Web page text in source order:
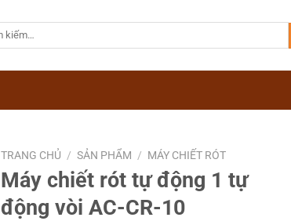
TRANG CHỦ / SẢN PHẨM / MÁY CHIẾT RÓT
Máy chiết rót tự động 1 tự
động vòi AC-CR-10